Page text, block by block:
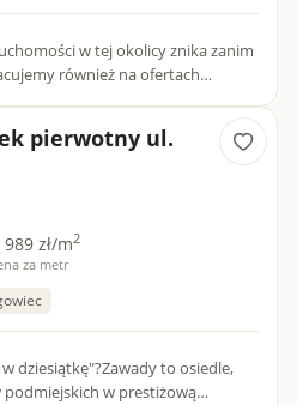
w tej okolicy znika zanim
również na ofertach
pierwotny ul.
989 zł/m2
za metr
dziesiątkę"?Zawady to osiedle,
w prestiżową